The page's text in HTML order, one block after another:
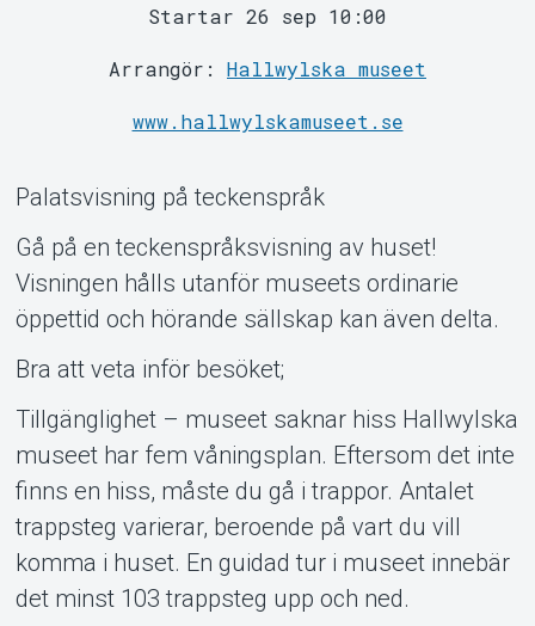
Support
Om Tickster
Startar 26 sep 10:00
Arrangör: Hallwylska museet
www.hallwylskamuseet.se
Palatsvisning på teckenspråk
Gå på en teckenspråksvisning av huset!
Visningen hålls utanför museets ordinarie
öppettid och hörande sällskap kan även delta.
Bra att veta inför besöket;
Tillgänglighet – museet saknar hiss Hallwylska
museet har fem våningsplan. Eftersom det inte
finns en hiss, måste du gå i trappor. Antalet
trappsteg varierar, beroende på vart du vill
komma i huset. En guidad tur i museet innebär
det minst 103 trappsteg upp och ned.